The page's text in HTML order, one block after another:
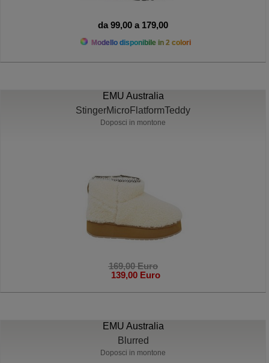
da 99,00 a 179,00
Modello disponibile in 2 colori
EMU Australia
StingerMicroFlatformTeddy
Doposci in montone
169,00 Euro
139,00 Euro
EMU Australia
Blurred
Doposci in montone